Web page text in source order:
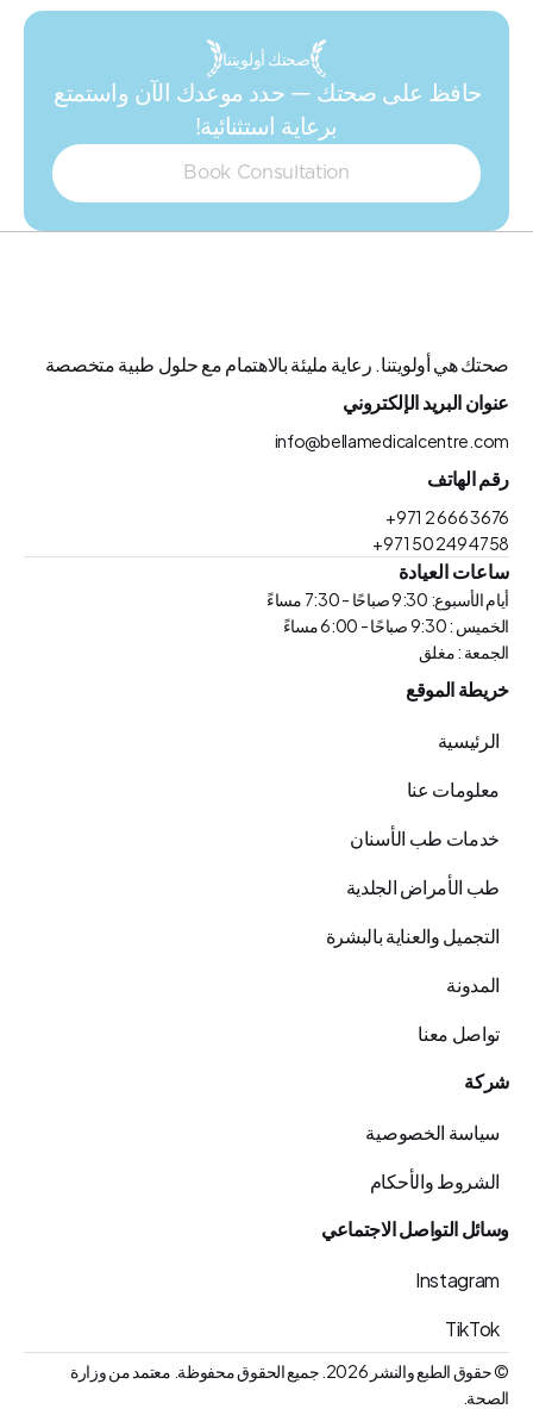
صحتك أولويتنا
برعاية استثنائية!
Book Consultation
صحتك هي أولويتنا. رعاية مليئة بالاهتمام مع حلول طبية متخصصة
عنوان البريد الإلكتروني
info@bellamedicalcentre.com
رقم الهاتف
+971 2 666 3676
+971 50 249 4758
ساعات العيادة
أيام الأسبوع: 9:30 صباحًا - 7:30 مساءً
الخميس : 9:30 صباحًا - 6:00 مساءً
الجمعة : مغلق
خريطة الموقع
الرئيسية
معلومات عنا
خدمات طب الأسنان
طب الأمراض الجلدية
التجميل والعناية بالبشرة
المدونة
تواصل معنا
شركة
سياسة الخصوصية
الشروط والأحكام
وسائل التواصل الاجتماعي
Instagram
TikTok
الصحة.